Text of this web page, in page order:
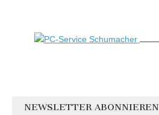
NEWSLETTER ABONNIEREN